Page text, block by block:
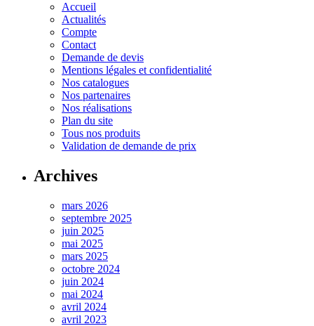
Accueil
Actualités
Compte
Contact
Demande de devis
Mentions légales et confidentialité
Nos catalogues
Nos partenaires
Nos réalisations
Plan du site
Tous nos produits
Validation de demande de prix
Archives
mars 2026
septembre 2025
juin 2025
mai 2025
mars 2025
octobre 2024
juin 2024
mai 2024
avril 2024
avril 2023